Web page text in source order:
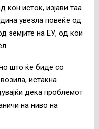
кон исток, изјави таа.
увезла повеќе од
земјите на ЕУ, од кои
што ќе биде со
истакна
дека проблемот
на ниво на